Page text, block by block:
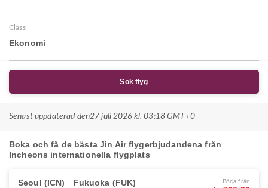
Class
Ekonomi
Sök flyg
Senast uppdaterad den27 juli 2026 kl. 03:18 GMT+0
Boka och få de bästa Jin Air flygerbjudandena från
Incheons internationella flygplats
Seoul (ICN) Fukuoka (FUK) Börja från